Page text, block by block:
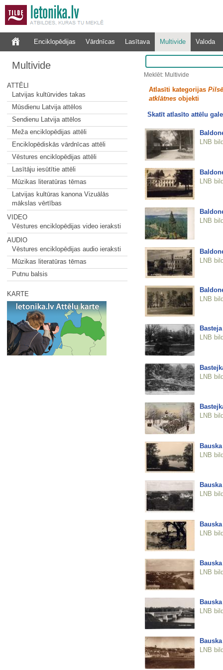
Enciklopēdijas Vārdnīcas Lasītava Multivide Valoda
Multivide
ATTĒLI
Latvijas kultūrvides takas
Mūsdienu Latvija attēlos
Sendienu Latvija attēlos
Meža enciklopēdijas attēli
Enciklopēdiskās vārdnīcas attēli
Vēstures enciklopēdijas attēli
Lasītāju iesūtītie attēli
Mūzikas literatūras tēmas
Latvijas kultūras kanona Vizuālās
mākslas vērtības
VIDEO
Vēstures enciklopēdijas video ieraksti
AUDIO
Vēstures enciklopēdijas audio ieraksti
Mūzikas literatūras tēmas
Putnu balsis
KARTE
Meklēt: Multivide
Atlasīti kategorijas
atklātnesobjekti
Skatīt atlasīto attēlu
LNB
LNB
LNB
LNB
LNB
LNB
LNB
LNB
Bauska
LNB
Bauska
LNB
Bauska
LNB
Bauska
LNB
Bauska
LNB
Bauska
LNB